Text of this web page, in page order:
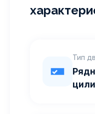
Тип